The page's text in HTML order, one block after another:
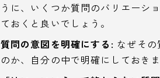
うに、いくつか質問のバリエーシ
ておくと良いでしょう。
質問の意図を明確にする: なぜそ
のか、自分の中で明確にしておきま